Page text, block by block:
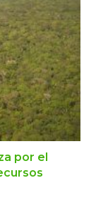
por el